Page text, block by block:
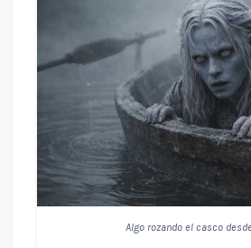
Algo rozando el casco